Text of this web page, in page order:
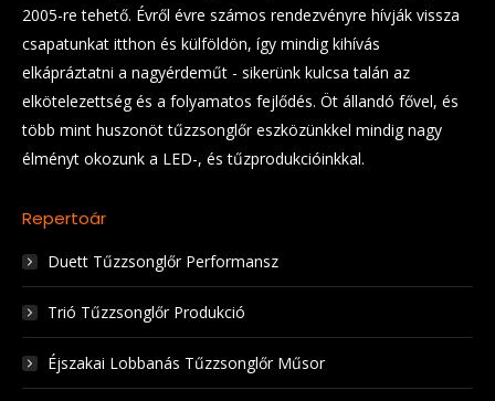
2005-re tehető. Évről évre számos rendezvényre hívják vissza
csapatunkat itthon és külföldön, így mindig kihívás
elkápráztatni a nagyérdeműt - sikerünk kulcsa talán az
elkötelezettség és a folyamatos fejlődés. Öt állandó fővel, és
több mint huszonöt tűzzsonglőr eszközünkkel mindig nagy
élményt okozunk a LED-, és tűzprodukcióinkkal.
Repertoár
Duett Tűzzsonglőr Performansz
Trió Tűzzsonglőr Produkció
Éjszakai Lobbanás Tűzzsonglőr Műsor